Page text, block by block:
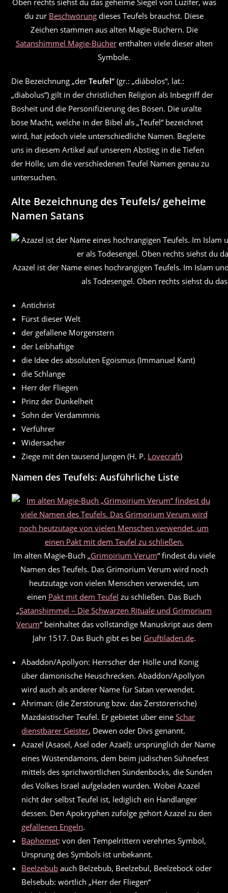
Oben rechts siehst du das geheime Siegel von Luzifer, was
du zur Beschwörung dieses Teufels brauchst. Diese
Zeichen stammen aus alten Magie-Büchern. Die
Satanshimmel Magie-Bücherenthalten viele dieser alten
Symbole.
Die Bezeichnung „derTeufel“ (gr.: „diábolos“, lat.:
„diabolus“) gilt in der christlichen Religion als Inbegriff der
Bosheit und die Personifizierung des Bösen. Die uralte
böse Macht, welche in der Bibel als „Teufel“ bezeichnet
wird, hat jedoch viele unterschiedliche Namen. Begleite
uns in diesem Artikel auf unserem Abstieg in die Tiefen
der Hölle, um die verschiedenen Teufel Namen genau zu
untersuchen.
Alte Bezeichnung des Teufels/ geheime
Namen Satans
Azazel ist der Name eines hochrangigen Teufels. Im Islam
als Todesengel. Oben rechts siehst du
Antichrist
Fürst dieser Welt
der gefallene Morgenstern
der Leibhaftige
die Idee des absoluten Egoismus (Immanuel Kant)
die Schlange
Herr der Fliegen
Prinz der Dunkelheit
Sohn der Verdammnis
Verführer
Widersacher
Ziege mit den tausend Jungen (H. P. Lovecraft)
Namen des Teufels: Ausführliche Liste
Im alten Magie-Buch „Grimoirium Verum“ findest du viele
Namen des Teufels. Das Grimorium Verum wird noch
heutzutage von vielen Menschen verwendet, um
einen Pakt mit dem Teufel zu schließen. Das Buch
„Satanshimmel – Die Schwarzen Rituale und Grimorium
Verum“ beinhaltet das vollständige Manuskript aus dem
Jahr 1517. Das Buch gibt es bei Gruftiladen.de.
Abaddon/Apollyon: Herrscher der Hölle und König
über dämonische Heuschrecken. Abaddon/Apollyon
wird auch als anderer Name für Satan verwendet.
Ahriman: (die Zerstörung bzw. das Zerstörerische)
Mazdaistischer Teufel. Er gebietet über eineSchar
dienstbarer Geister, Dewen oder Divs genannt.
Azazel (Asasel, Asel oder Azaël): ursprünglich der Name
eines Wüstendämons, dem beim jüdischen Sühnefest
mittels des sprichwörtlichen Sündenbocks, die Sünden
des Volkes Israel aufgeladen wurden. Wobei Azazel
nicht der selbst Teufel ist, lediglich ein Handlanger
dessen. Den Apokryphen zufolge gehört Azazel zu den
gefallenen Engeln.
Baphomet: von den Tempelrittern verehrtes Symbol,
Ursprung des Symbols ist unbekannt.
Beelzebub auch Belzebub, Beelzebul, Beelzebock oder
Belsebub: wörtlich „Herr der Fliegen“